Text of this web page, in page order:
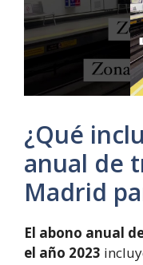
¿Qué
anual de
Madrid
El abono anual
el año 2023